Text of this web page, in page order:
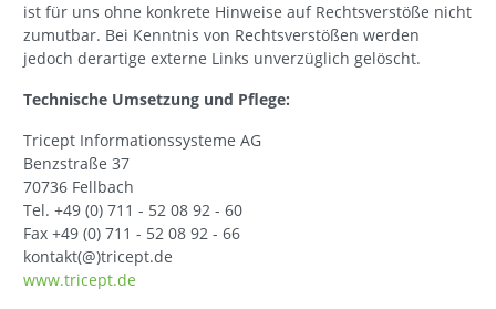
ist für uns ohne konkrete Hinweise auf Rechtsverstöße nicht
zumutbar. Bei Kenntnis von Rechtsverstößen werden
jedoch derartige externe Links unverzüglich gelöscht.
Technische Umsetzung und Pflege:
Tricept Informationssysteme AG
Benzstraße 37
70736 Fellbach
Tel. +49 (0) 711 - 52 08 92 - 60
Fax +49 (0) 711 - 52 08 92 - 66
kontakt(@)tricept.de
www.tricept.de